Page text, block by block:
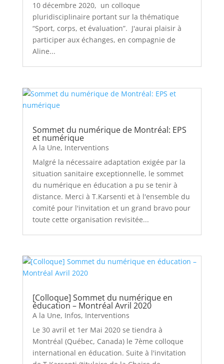
10 décembre 2020, un colloque
pluridisciplinaire portant sur la thématique
“Sport, corps, et évaluation”. J'aurai plaisir à
participer aux échanges, en compagnie de
Aline...
Sommet du numérique de Montréal: EPS
et numérique
A la Une, Interventions
Malgré la nécessaire adaptation exigée par la
situation sanitaire exceptionnelle, le sommet
du numérique en éducation a pu se tenir à
distance. Merci à T.Karsenti et à l'ensemble du
comité pour l'invitation et un grand bravo pour
toute cette organisation revisitée...
[Colloque] Sommet du numérique en
éducation – Montréal Avril 2020
A la Une, Infos, Interventions
Le 30 avril et 1er Mai 2020 se tiendra à
Montréal (Québec, Canada) le 7ème colloque
international en éducation. Suite à l'invitation